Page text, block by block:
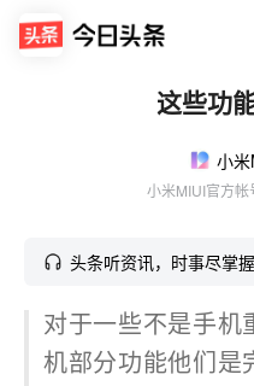
这些功
小
小米MIUI官方帐
头条听资讯，时事尽掌握
对于一些不是手机
机部分功能他们是